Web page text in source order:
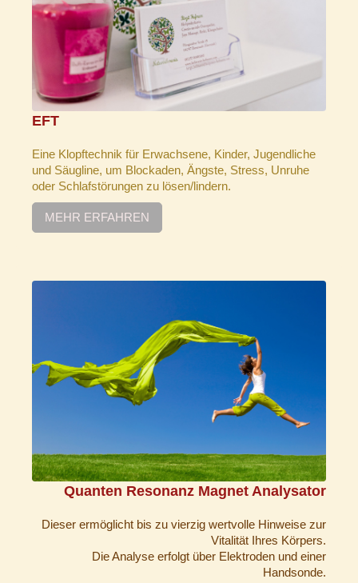
EFT
Eine Klopftechnik für Erwachsene, Kinder, Jugendliche
und Säugline, um Blockaden, Ängste, Stress, Unruhe
oder Schlafstörungen zu lösen/lindern.
MEHR ERFAHREN
Quanten Resonanz Magnet Analysator
Dieser ermöglicht bis zu vierzig wertvolle Hinweise zur
Vitalität Ihres Körpers.
Die Analyse erfolgt über Elektroden und einer
Handsonde.